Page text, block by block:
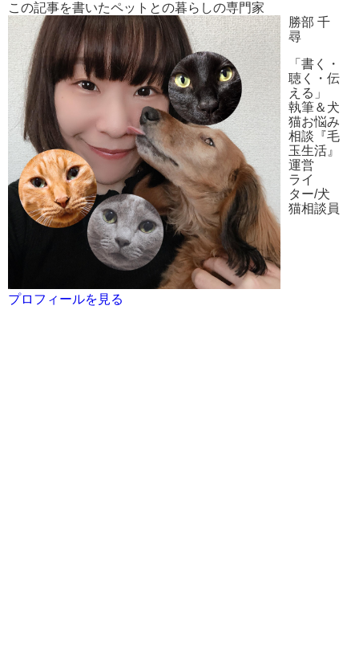
この記事を書いたペットとの暮らしの専門家
勝部 千
尋
「書く・
聴く・伝
える」
執筆＆犬
猫お悩み
相談『毛
玉生活』
運営
ライ
ター/犬
猫相談員
プロフィールを見る